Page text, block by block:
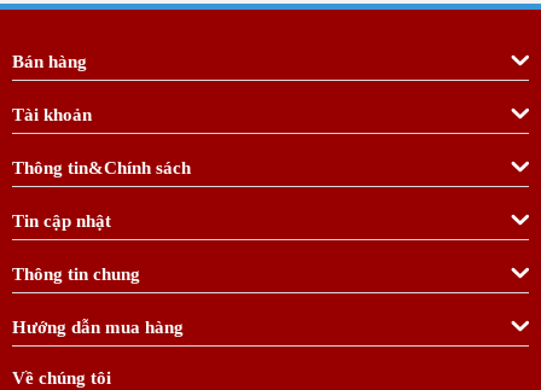
Bán hàng
Tài khoản
Thông tin&Chính sách
Tin cập nhật
Thông tin chung
Hướng dẫn mua hàng
Về chúng tôi